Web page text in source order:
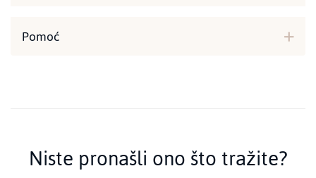
Pomoć
Niste pronašli ono što tražite?